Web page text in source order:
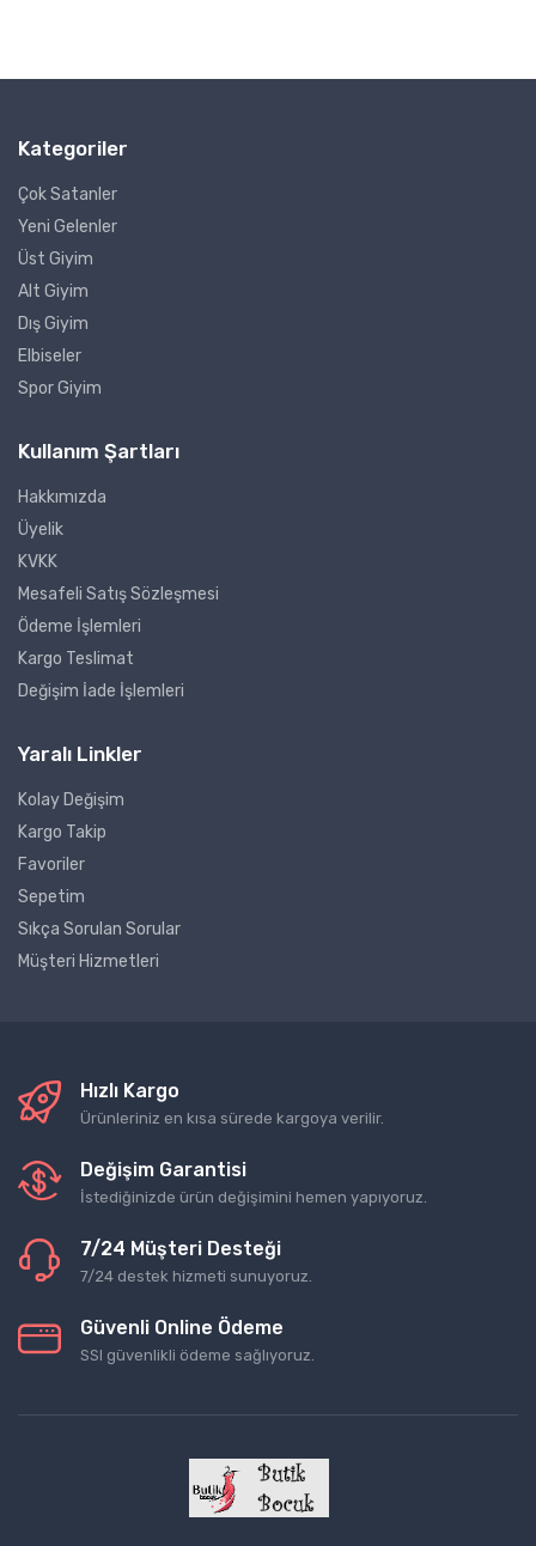
Kategoriler
Çok Satanler
Yeni Gelenler
Üst Giyim
Alt Giyim
Dış Giyim
Elbiseler
Spor Giyim
Kullanım Şartları
Hakkımızda
Üyelik
KVKK
Mesafeli Satış Sözleşmesi
Ödeme İşlemleri
Kargo Teslimat
Değişim İade İşlemleri
Yaralı Linkler
Kolay Değişim
Kargo Takip
Favoriler
Sepetim
Sıkça Sorulan Sorular
Müşteri Hizmetleri
Hızlı Kargo
Ürünleriniz en kısa sürede kargoya verilir.
Değişim Garantisi
İstediğinizde ürün değişimini hemen yapıyoruz.
7/24 Müşteri Desteği
7/24 destek hizmeti sunuyoruz.
Güvenli Online Ödeme
SSl güvenlikli ödeme sağlıyoruz.